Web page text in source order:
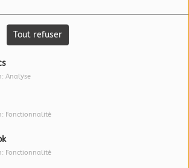
Tout refuser
Analyse
Fonctionnalité
Fonctionnalité